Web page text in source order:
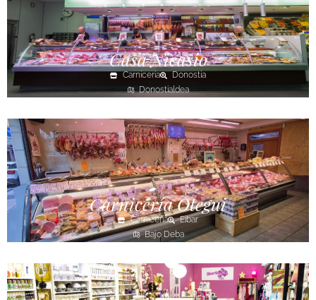
Casa Nicasio
Carnicería
Donostia
Donostialdea
Carnicería Otegui
Carnicería
Eibar
Bajo Deba